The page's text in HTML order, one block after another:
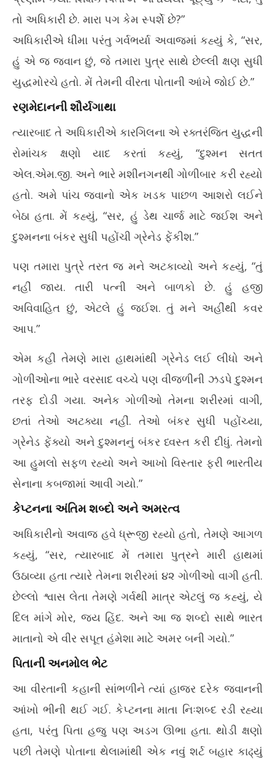
તો અધિકારી છે. મારા પગ કેમ સ્પર્શે છે?”
અધિકારીએ ધીમા પરંતુ ગર્વભર્યા અવાજમાં કહ્યું કે, “સર,
હું એ જ જવાન છું, જે તમારા પુત્ર સાથે છેલ્લી ક્ષણ સુધી
યુદ્ધમોરચે હતો. મેં તેમની વીરતા પોતાની આંખે જોઈ છે.”
રણમેદાનની શૌર્યગાથા
ત્યારબાદ તે અધિકારીએ કારગિલના એ રક્તરંજિત યુદ્ધની
રોમાંચક ક્ષણો યાદ કરતાં કહ્યું, “દુશ્મન સતત
એલ.એમ.જી. અને ભારે મશીનગનથી ગોળીબાર કરી રહ્યો
હતો. અમે પાંચ જવાનો એક ખડક પાછળ આશરો લઈને
બેઠા હતા. મેં કહ્યું, “સર, હું ડેથ ચાર્જ માટે જઈશ અને
દુશ્મનના બંકર સુધી પહોંચી ગ્રેનેડ ફેંકીશ.”
પણ તમારા પુત્રે તરત જ મને અટકાવ્યો અને કહ્યું, “તું
નહીં જાય. તારી પત્ની અને બાળકો છે. હું હજી
અવિવાહિત છું, એટલે હું જઈશ. તું મને અહીંથી કવર
આપ.”
એમ કહી તેમણે મારા હાથમાંથી ગ્રેનેડ લઈ લીધો અને
ગોળીઓના ભારે વરસાદ વચ્ચે પણ વીજળીની ઝડપે દુશ્મન
તરફ દોડી ગયા. અનેક ગોળીઓ તેમના શરીરમાં વાગી,
છતાં તેઓ અટક્યા નહીં. તેઓ બંકર સુધી પહોંચ્યા,
ગ્રેનેડ ફેંક્યો અને દુશ્મનનું બંકર ધ્વસ્ત કરી દીધું. તેમનો
આ હુમલો સફળ રહ્યો અને આખો વિસ્તાર ફરી ભારતીય
સેનાના કબજામાં આવી ગયો.”
કેપ્ટનના અંતિમ શબ્દો અને અમરત્વ
અધિકારીનો અવાજ હવે ધ્રૂજી રહ્યો હતો, તેમણે આગળ
કહ્યું, “સર, ત્યારબાદ મેં તમારા પુત્રને મારી હાથમાં
ઉઠાવ્યા હતા ત્યારે તેમના શરીરમાં ૪૨ ગોળીઓ વાગી હતી.
છેલ્લો શ્વાસ લેતા તેમણે ગર્વથી માત્ર એટલું જ કહ્યું, યે
દિલ માંગે મોર, જય હિંદ. અને આ જ શબ્દો સાથે ભારત
માતાનો એ વીર સપૂત હંમેશા માટે અમર બની ગયો.”
પિતાની અનમોલ ભેટ
આ વીરતાની કહાની સાંભળીને ત્યાં હાજર દરેક જવાનની
આંખો ભીની થઈ ગઈ. કેપ્ટનના માતા નિઃશબ્દ રડી રહ્યા
હતા, પરંતુ પિતા હજુ પણ અડગ ઊભા હતા. થોડી ક્ષણો
પછી તેમણે પોતાના થેલામાંથી એક નવું શર્ટ બહાર કાઢ્યું